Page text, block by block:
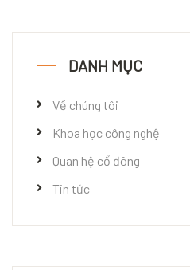
DANH MỤC
Về chúng tôi
Khoa học công nghệ
Quan hệ cổ đông
Tin tức